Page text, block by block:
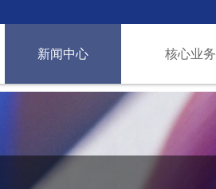
新闻中心 核心业务